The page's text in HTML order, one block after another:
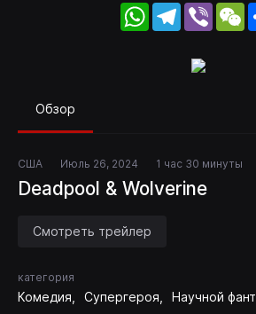
WhatsApp
Telegram
Viber
Обзор
США Июль 26, 2024 1 час 30 минуты
Deadpool & Wolverine
Смотреть трейлер
категория
Комедия Супергероя Научной